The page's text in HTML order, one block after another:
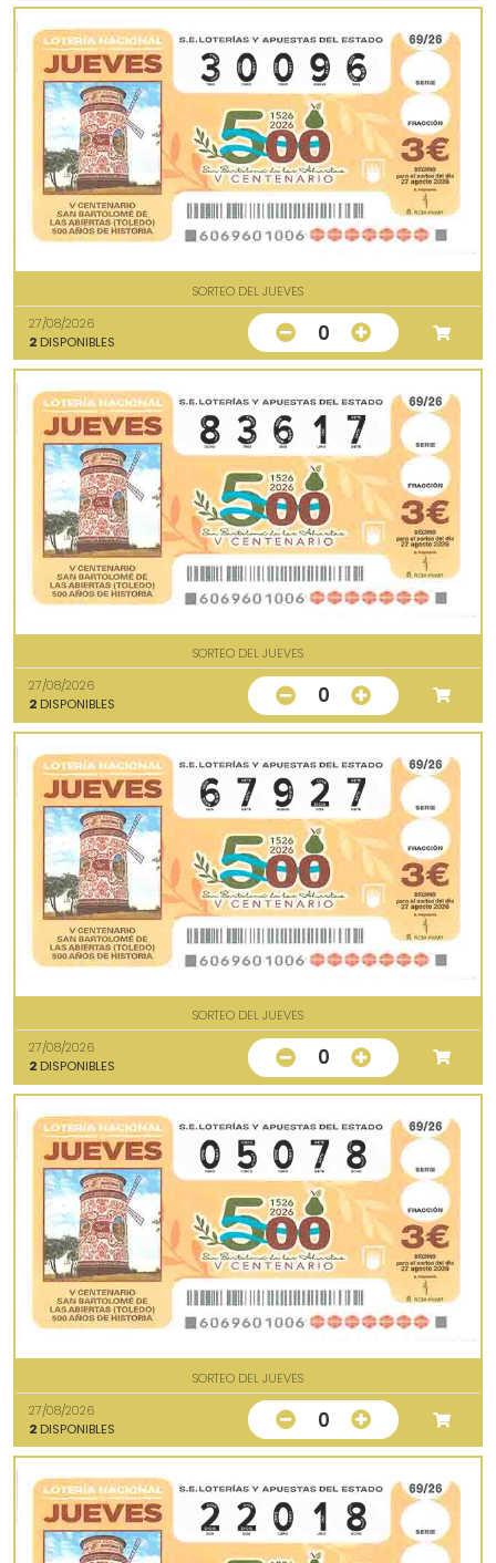
SORTEO DEL JUEVES
27/08/2026
2 DISPONIBLES 0
SORTEO DEL JUEVES
27/08/2026
2 DISPONIBLES 0
SORTEO DEL JUEVES
27/08/2026
2 DISPONIBLES 0
SORTEO DEL JUEVES
27/08/2026
2 DISPONIBLES 0